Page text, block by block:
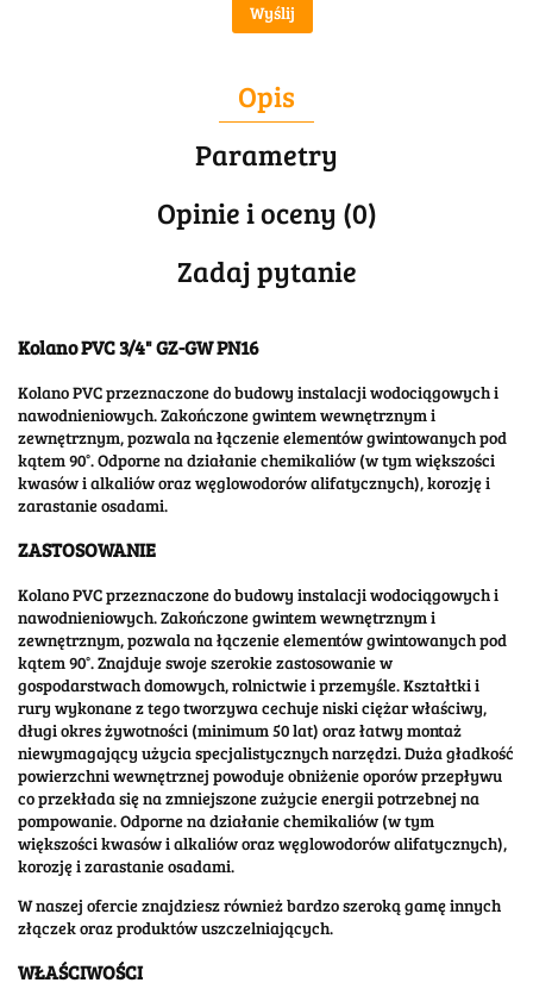
Wyślij
Opis
Parametry
Opinie i oceny (0)
Zadaj pytanie
Kolano PVC 3/4" GZ-GW PN16
Kolano PVC przeznaczone do budowy instalacji wodociągowych i
nawodnieniowych. Zakończone gwintem wewnętrznym i
zewnętrznym, pozwala na łączenie elementów gwintowanych pod
kątem 90°. Odporne na działanie chemikaliów (w tym większości
kwasów i alkaliów oraz węglowodorów alifatycznych), korozję i
zarastanie osadami.
ZASTOSOWANIE
Kolano PVC przeznaczone do budowy instalacji wodociągowych i
nawodnieniowych. Zakończone gwintem wewnętrznym i
zewnętrznym, pozwala na łączenie elementów gwintowanych pod
kątem 90°. Znajduje swoje szerokie zastosowanie w
gospodarstwach domowych, rolnictwie i przemyśle. Kształtki i
rury wykonane z tego tworzywa cechuje niski ciężar właściwy,
długi okres żywotności (minimum 50 lat) oraz łatwy montaż
niewymagający użycia specjalistycznych narzędzi. Duża gładkość
powierzchni wewnętrznej powoduje obniżenie oporów przepływu
co przekłada się na zmniejszone zużycie energii potrzebnej na
pompowanie. Odporne na działanie chemikaliów (w tym
większości kwasów i alkaliów oraz węglowodorów alifatycznych),
korozję i zarastanie osadami.
W naszej ofercie znajdziesz również bardzo szeroką gamę innych
złączek oraz produktów uszczelniających.
WŁAŚCIWOŚCI